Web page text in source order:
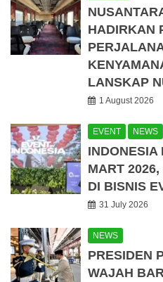
HADIRKAN
LANSKAP
1 August 2026
EVENT NEWS
INDONESIA
MART
DI BISNIS
31 July 2026
NEWS
PRESIDEN
WAJAH